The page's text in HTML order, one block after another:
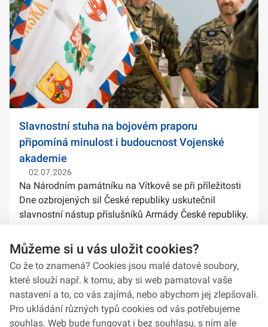
Slavnostní stuha na bojovém praporu
připomíná minulost i budoucnost Vojenské
akademie
02.07.2026
Na Národním památníku na Vítkově se při příležitosti
Dne ozbrojených sil České republiky uskutečnil
slavnostní nástup příslušníků Armády České republiky.
stuh na bojové prapory vybranýc...
Můžeme si u vás uložit cookies?
Co že to znamená? Cookies jsou malé datové soubory,
které slouží např. k tomu, aby si web pamatoval vaše
nastavení a to, co vás zajímá, nebo abychom jej zlepšovali.
Pro ukládání různých typů cookies od vás potřebujeme
souhlas. Web bude fungovat i bez souhlasu, s ním ale